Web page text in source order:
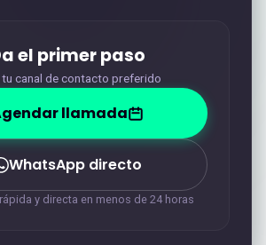
el primer paso
tu canal de contacto preferido
llamada
WhatsApp directo
y directa en menos de 24 horas